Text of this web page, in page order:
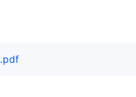
.pdf